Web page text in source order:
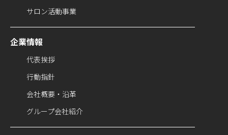
サロン活動事業
企業情報
代表挨拶
行動指針
会社概要・沿革
グループ会社紹介